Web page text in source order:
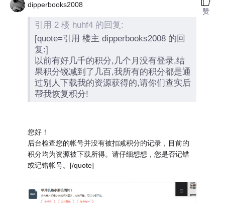
dipperbooks2008
引用 2 楼 huhf4 的回复:
[quote=引用 楼主 dipperbooks2008 的回
复:]
以前有好几千的积分,几个月没有登录,结
果积分锐减到了几百,我所有的积分都是通
过别人下载我的资源获得的,请你们查实后
帮我恢复积分!
您好！
后台检查您的帐号并没有被扣减积分的记录，目前的
积分均为资源被下载所得。请仔细想想，您是否记错
或记错帐号。[/quote]
赞